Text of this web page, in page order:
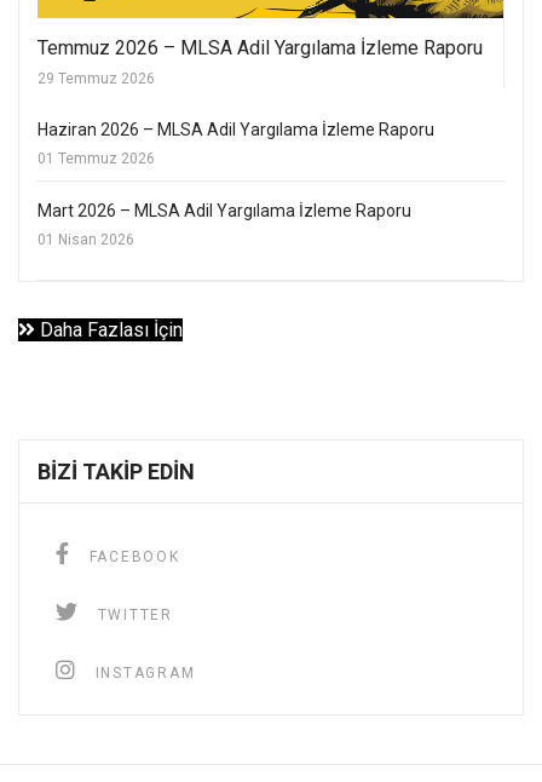
Temmuz 2026 – MLSA Adil Yargılama İzleme Raporu
29 Temmuz 2026
Haziran 2026 – MLSA Adil Yargılama İzleme Raporu
01 Temmuz 2026
Mart 2026 – MLSA Adil Yargılama İzleme Raporu
01 Nisan 2026
Daha Fazlası İçin
BIZI TAKIP EDIN
FACEBOOK
TWITTER
INSTAGRAM